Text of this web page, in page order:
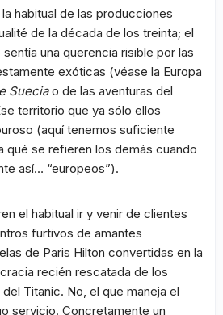
habitual de las producciones
de la década de los treinta; el
una querencia risible por las
exóticas (véase la Europa
Sueciao de las aventuras del
territorio que ya sólo ellos
(aquí tenemos suficiente
qué se refieren los demás cuando
así… “europeos”).
el habitual ir y venir de clientes
furtivos de amantes
de Paris Hilton convertidas en la
recién rescatada de los
Titanic. No, el que maneja el
servicio. Concretamente un